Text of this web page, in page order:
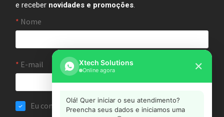
e receber novidades e promoções.
Xtech Solutions
Online agora ✕
Olá! Quer iniciar o seu atendimento?
Preencha seus dados e iniciamos uma